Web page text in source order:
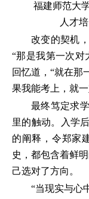
福建师范大
人才
改变的契机
“那是我第一次对
回忆道，“就在那
果我能考上，就
最终笃定求
里的触动。入学
的阐释，令郑家
史，都包含着鲜
己选对了方向。
“当现实与心